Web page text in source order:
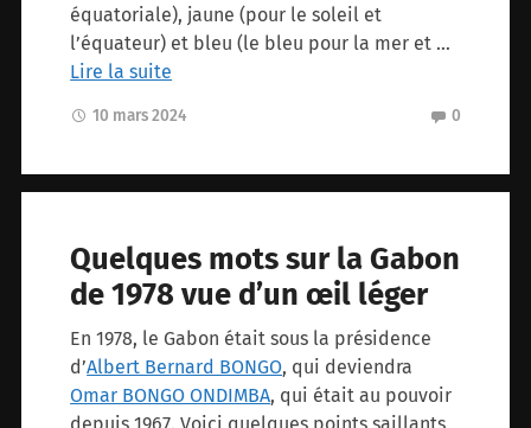
équatoriale), jaune (pour le soleil et
l’équateur) et bleu (le bleu pour la mer et …
Lire la suite
10 mars 2024 0
Quelques mots sur la Gabon
de 1978 vue d’un œil léger
En 1978, le Gabon était sous la présidence
d’Albert Bernard BONGO, qui deviendra
Omar BONGO ONDIMBA, qui était au pouvoir
depuis 1967. Voici quelques points saillants